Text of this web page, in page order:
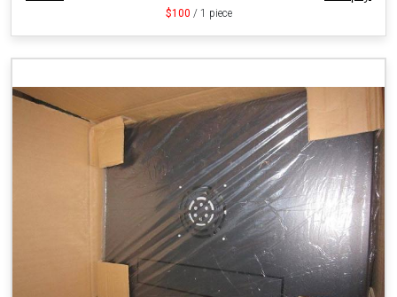
$100 / 1 piece